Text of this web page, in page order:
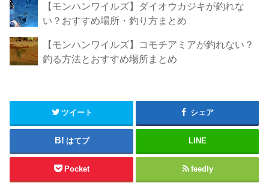
【モンハンワイルズ】ダイオウカジキが釣れな
い？おすすめ場所・釣り方まとめ
【モンハンワイルズ】コモチアミアが釣れない？
釣る方法とおすすめ場所まとめ
ツイート シェア
はてブ LINE
Pocket feedly